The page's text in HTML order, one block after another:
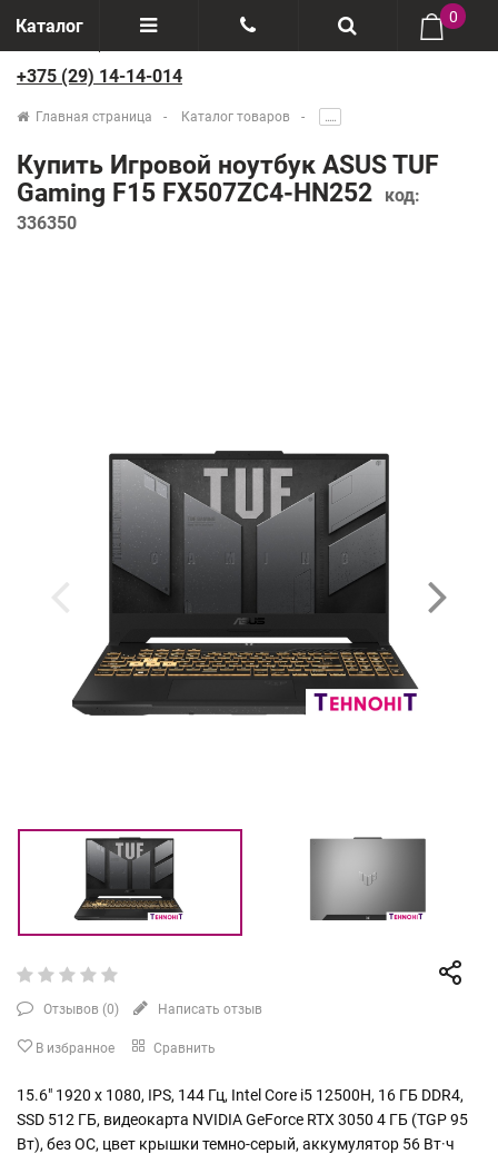
Каталог
Отзывы
Производители
Возврат товаров
+375(29) 888-44-44
0
+375 (29) 14-14-014
Главная страница Каталог товаров .....
Купить Игровой ноутбук ASUS TUF
Gaming F15 FX507ZC4-HN252
код:
336350
Отзывов (0) Написать отзыв
В избранное Сравнить
15.6" 1920 x 1080, IPS, 144 Гц, Intel Core i5 12500H, 16 ГБ DDR4,
SSD 512 ГБ, видеокарта NVIDIA GeForce RTX 3050 4 ГБ (TGP 95
Вт), без ОС, цвет крышки темно-серый, аккумулятор 56 Вт·ч